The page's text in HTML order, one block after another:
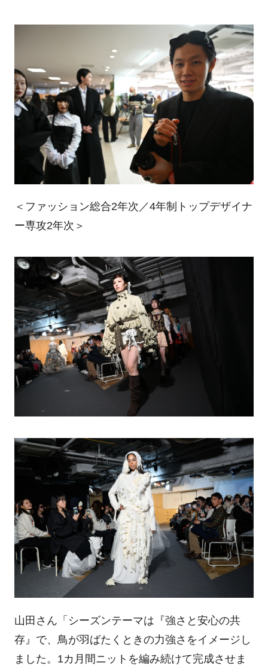
＜ファッション総合2年次／4年制トップデザイナ
ー専攻2年次＞
山田さん「シーズンテーマは『強さと安心の共
存』で、鳥が羽ばたくときの力強さをイメージし
ました。1カ月間ニットを編み続けて完成させま